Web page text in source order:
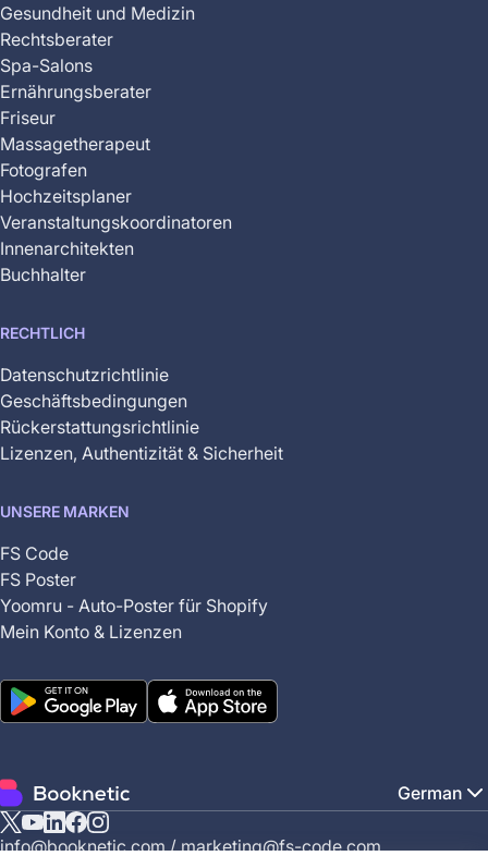
Gesundheit und Medizin
Rechtsberater
Spa-Salons
Ernährungsberater
Friseur
Massagetherapeut
Fotografen
Hochzeitsplaner
Veranstaltungskoordinatoren
Innenarchitekten
Buchhalter
RECHTLICH
Datenschutzrichtlinie
Geschäftsbedingungen
Rückerstattungsrichtlinie
Lizenzen, Authentizität & Sicherheit
UNSERE MARKEN
FS Code
FS Poster
Yoomru - Auto-Poster für Shopify
Mein Konto & Lizenzen
German
X YouTube
Linkedin
Facebook
Instagram
info@booknetic.com /marketing@fs-code.com